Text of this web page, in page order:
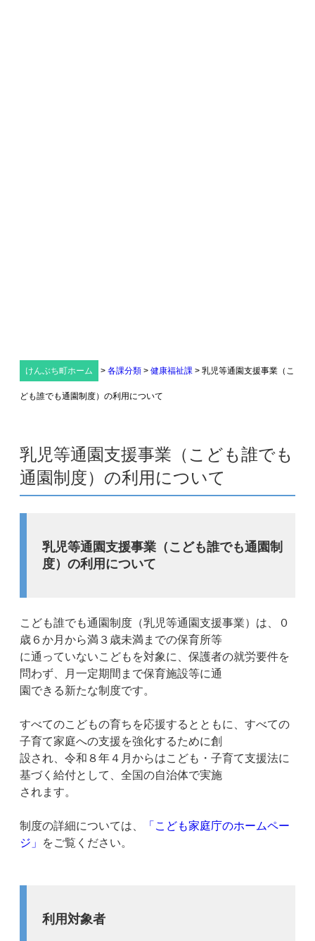
けんぶち町ホーム > 各課分類 > 健康福祉課 > 乳児等通園支援事業（こ
ども誰でも通園制度）の利用について
乳児等通園支援事業（こども誰でも
通園制度）の利用について
乳児等通園支援事業（こども誰でも通園制
度）の利用について
こども誰でも通園制度（乳児等通園支援事業）は、０
歳６か月から満３歳未満までの保育所等
に通っていないこどもを対象に、保護者の就労要件を
問わず、月一定期間まで保育施設等に通
園できる新たな制度です。
すべてのこどもの育ちを応援するとともに、すべての
子育て家庭への支援を強化するために創
設され、令和８年４月からはこども・子育て支援法に
基づく給付として、全国の自治体で実施
されます。
制度の詳細については、
「こども家庭庁のホームペー
ジ」
をご覧ください。
利用対象者